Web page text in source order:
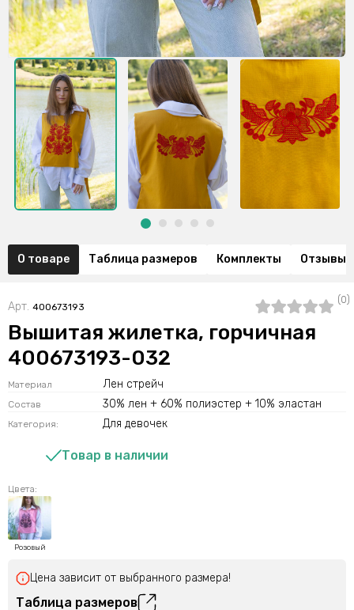
О товаре Таблица размеров Комплекты Отзывы
Арт. 400673193
(0)
Вышитая жилетка, горчичная
400673193-032
Материал Лен стрейч
Состав 30% лен + 60% полиэстер + 10% эластан
Категория: Для девочек
Товар в наличии
Цвета:
Розовый
Цена зависит от выбранного размера!
Таблица размеров